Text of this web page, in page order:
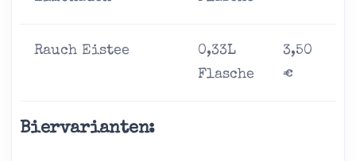
Rauch Eistee
0,33L
Flasche
3,50
€
Biervarianten: